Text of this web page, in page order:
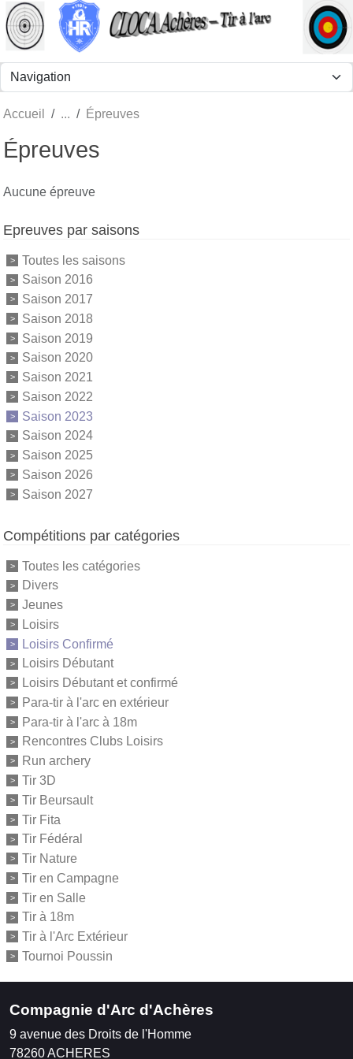
Accueil Épreuves
Épreuves
Aucune épreuve
Epreuves par saisons
Toutes les saisons
Saison 2016
Saison 2017
Saison 2018
Saison 2019
Saison 2020
Saison 2021
Saison 2022
Saison 2023
Saison 2024
Saison 2025
Saison 2026
Saison 2027
Compétitions par catégories
Toutes les catégories
Divers
Jeunes
Loisirs
Loisirs Confirmé
Loisirs Débutant
Loisirs Débutant et confirmé
Para-tir à l'arc en extérieur
Para-tir à l'arc à 18m
Rencontres Clubs Loisirs
Run archery
Tir 3D
Tir Beursault
Tir Fita
Tir Fédéral
Tir Nature
Tir en Campagne
Tir en Salle
Tir à 18m
Tir à l'Arc Extérieur
Tournoi Poussin
Compagnie d'Arc d'Achères
9 avenue des Droits de l'Homme
78260ACHERES
Panneau de gestion des cookies